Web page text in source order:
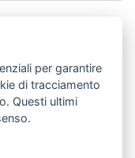
certificata)
per garantire
di tracciamento
Questi ultimi